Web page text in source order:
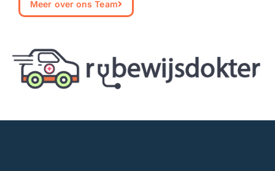
Meer over ons Team